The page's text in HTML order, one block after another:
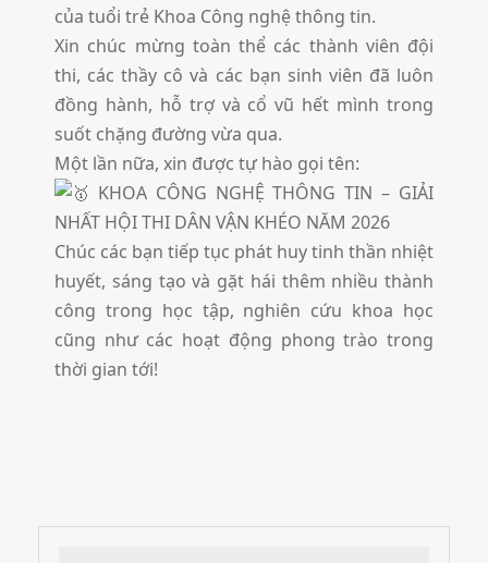
của tuổi trẻ Khoa Công nghệ thông tin.
Xin chúc mừng toàn thể các thành viên đội
thi, các thầy cô và các bạn sinh viên đã luôn
đồng hành, hỗ trợ và cổ vũ hết mình trong
suốt chặng đường vừa qua.
Một lần nữa, xin được tự hào gọi tên:
KHOA CÔNG NGHỆ THÔNG TIN – GIẢI
NHẤT HỘI THI DÂN VẬN KHÉO NĂM 2026
Chúc các bạn tiếp tục phát huy tinh thần nhiệt
huyết, sáng tạo và gặt hái thêm nhiều thành
công trong học tập, nghiên cứu khoa học
cũng như các hoạt động phong trào trong
thời gian tới!